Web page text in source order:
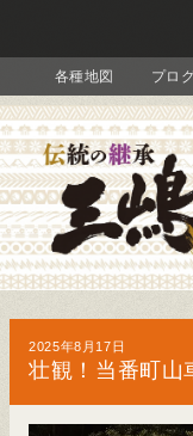
各種地図 プロ
2025年8月17日
壮観！当番町山